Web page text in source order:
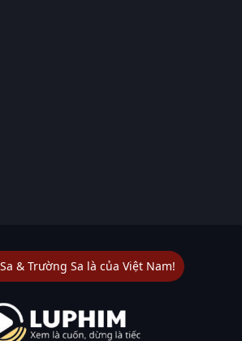
& Trường Sa là của Việt Nam!